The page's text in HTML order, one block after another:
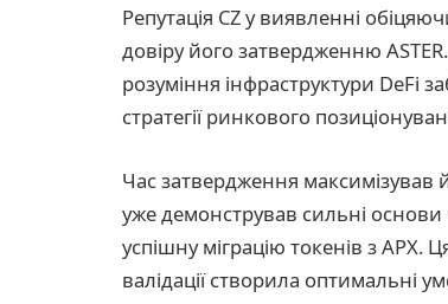
Репутація CZ у виявленні
довіру його затвердженню
розуміння інфраструктури DeFi
стратегії ринкового
Час затвердження максимізував
уже демонстрував сильні основи
успішну міграцію токенів з APX.
валідації створила оптимальні